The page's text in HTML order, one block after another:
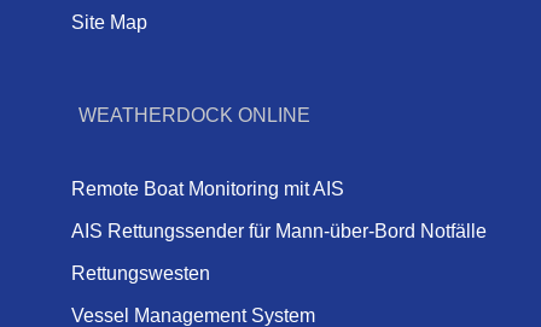
Site Map
WEATHERDOCK ONLINE
Remote Boat Monitoring mit AIS
AIS Rettungssender für Mann-über-Bord Notfälle
Rettungswesten
Vessel Management System